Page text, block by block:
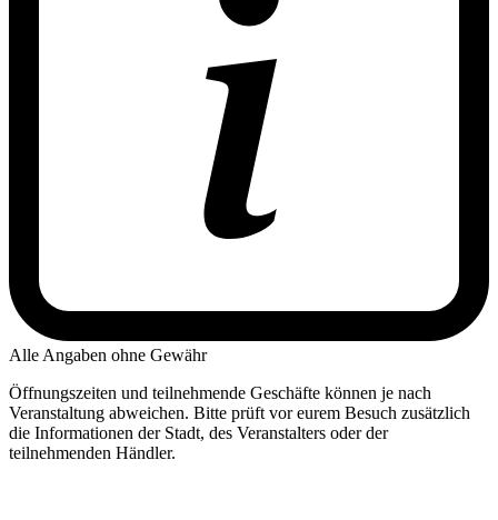
Alle Angaben ohne Gewähr
Öffnungszeiten und teilnehmende Geschäfte können je nach
Veranstaltung abweichen. Bitte prüft vor eurem Besuch zusätzlich
die Informationen der Stadt, des Veranstalters oder der
teilnehmenden Händler.